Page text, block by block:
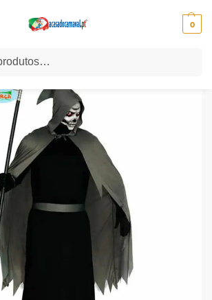
0
/ Fatos de Halloween 2023